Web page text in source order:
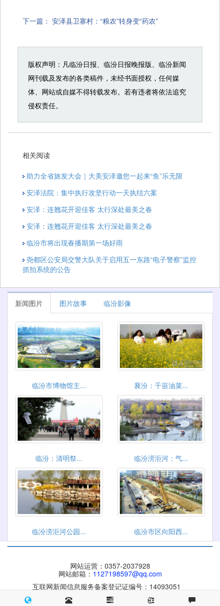
下一篇： 安泽县卫寨村：“粮农”转身变“药农”
版权声明：凡临汾日报、临汾日报晚报版、临汾新闻
网刊载及发布的各类稿件，未经书面授权，任何媒
体、网站或自媒不得转载发布。若有违者将依法追究
侵权责任。
相关阅读
助力全省旅发大会｜大美安泽邀您一起来“鱼”乐无限
安泽法院：集中执行攻坚行动一天执结六案
安泽：连翘花开迎佳客 太行深处最美之春
安泽：连翘花开迎佳客 太行深处最美之春
临汾市将出现春播期第一场好雨
尧都区公安局交警大队关于启用五一东路“电子警察”监控
抓拍系统的公告
新闻图片 图片故事 临汾影像
临汾市博物馆主... 襄汾：千亩油菜...
临汾：​清明祭... 临汾涝洰河：气...
临汾涝洰河公园... 临汾市区向阳西...
网站运营：0357-2037928
网站邮箱： 1127198597@qq.com
互联网新闻信息服务备案登记证编号：14093051
晋ICP备 09004084号